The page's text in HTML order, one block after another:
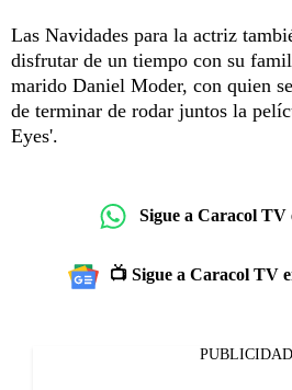
Las Navidades para la actriz
disfrutar de un tiempo con su
marido Daniel Moder, con quien
de terminar de rodar juntos la
Eyes'.
Sigue a Caracol
📺 Sigue a Caracol TV
PUBLICIDAD